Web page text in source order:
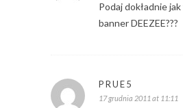
Podaj dokładnie
banner DEEZEE???
PRUE5
17 grudnia 2011 at 11:11